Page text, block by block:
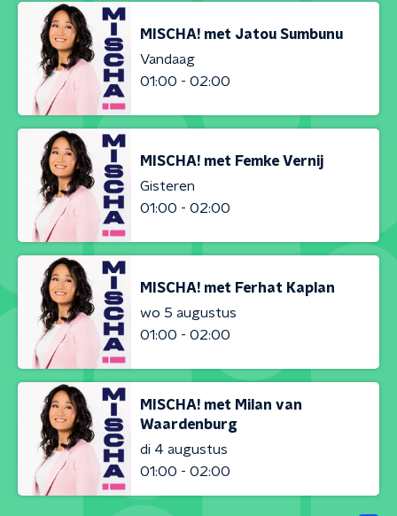
MISCHA! met Jatou Sumbunu
Vandaag
01:00 - 02:00
MISCHA! met Femke Vernij
Gisteren
01:00 - 02:00
MISCHA! met Ferhat Kaplan
wo 5 augustus
01:00 - 02:00
MISCHA! met Milan van
Waardenburg
di 4 augustus
01:00 - 02:00